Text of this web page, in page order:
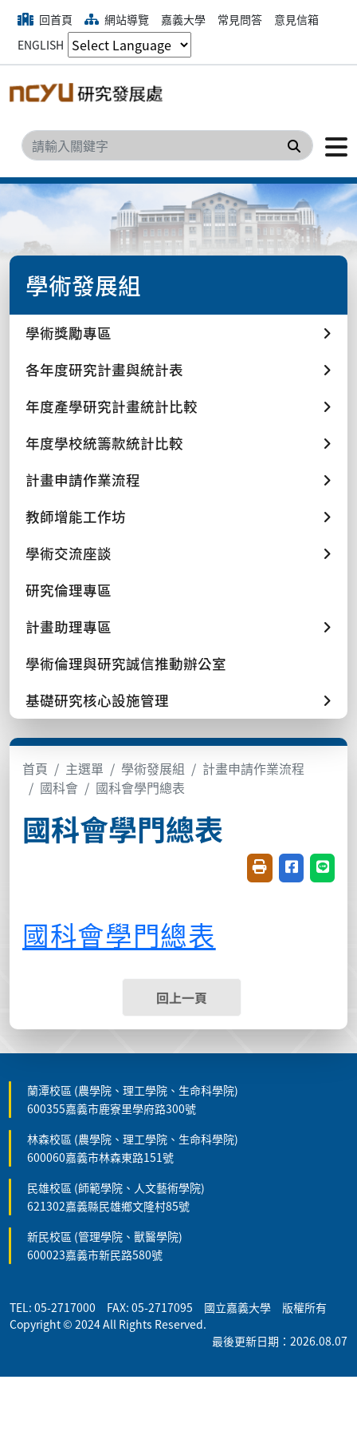
回首頁 網站導覽 嘉義大學 常見問答
意見信箱
ENGLISH
搜尋
學術發展組
學術獎勵專區
各年度研究計畫與統計表
年度產學研究計畫統計比較
年度學校統籌款統計比較
計畫申請作業流程
教師增能工作坊
學術交流座談
研究倫理專區
計畫助理專區
學術倫理與研究誠信推動辦公室
基礎研究核心設施管理
首頁 主選單 學術發展組
計畫申請作業流程
國科會
國科會學門總表
國科會學門總表
友善列印(開新視
分享至臉書
分享
國科會學門總表
回上一頁
蘭潭校區 (農學院、理工學院、生命科學院)
600355嘉義市鹿寮里學府路300號
林森校區 (農學院、理工學院、生命科學院)
600060嘉義市林森東路151號
民雄校區 (師範學院、人文藝術學院)
621302嘉義縣民雄鄉文隆村85號
新民校區 (管理學院、獸醫學院)
600023嘉義市新民路580號
TEL: 05-2717000 FAX: 05-2717095 國立嘉義大學 版權所有
Copyright © 2024 All Rights Reserved.
最後更新日期：2026.08.07